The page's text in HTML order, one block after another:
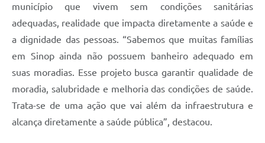
município que vivem sem condições sanitárias
adequadas, realidade que impacta diretamente a saúde e
a dignidade das pessoas. “Sabemos que muitas famílias
em Sinop ainda não possuem banheiro adequado em
suas moradias. Esse projeto busca garantir qualidade de
moradia, salubridade e melhoria das condições de saúde.
Trata-se de uma ação que vai além da infraestrutura e
alcança diretamente a saúde pública”, destacou.